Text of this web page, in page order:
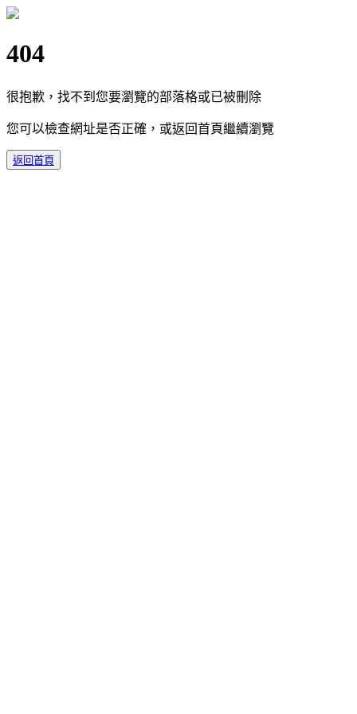
404
很抱歉，找不到您要瀏覽的部落格或已被刪除
您可以檢查網址是否正確，或返回首頁繼續瀏覽
返回首頁